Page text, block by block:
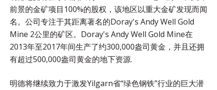
前景的金矿项目100%的股权，该地区以重大金矿发现而闻
名。公司专注于其距离著名的Doray's Andy Well Gold
Mine 2公里的矿区。Doray's Andy Well Gold Mine在
2013年至2017年间生产了约300,000盎司黄金，并且还拥
有超过500,000盎司黄金的地下资源.
明德将继续致力于激发Yilgarn省“绿色钢铁”行业的巨大潜